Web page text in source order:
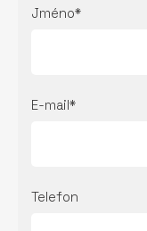
Jméno*
E-mail*
Telefon